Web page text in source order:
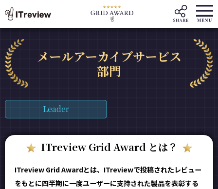
メールアーカイブサービス
部門
Leader
ITreview Grid Award とは？
ITreview Grid Awardとは、ITreviewで投稿されたレビュー
をもとに四半期に一度ユーザーに支持された製品を表彰する